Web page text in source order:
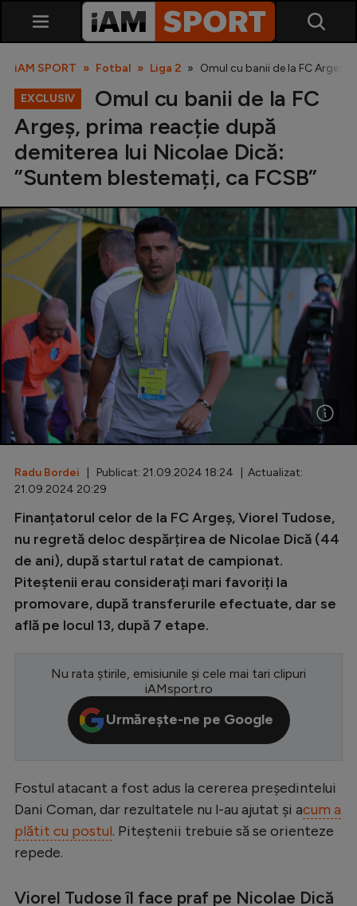
SuperLiga
Liga 2
Cupa României
Echipa Națională
U21
Fotbal feminin
Special
Diverse
Inedit
Clasamente
Champions League
Europa League
Conference League
Premier League
LaLiga
Serie A
Ligue 1
Campionate
iAM SPORT Fotbal Liga 2 Omul cu banii de la FC Argeș,
EXCLUSIV
Omul cu banii de la FC
Argeș, prima reacție după
demiterea lui Nicolae Dică:
”Suntem blestemați, ca FCSB”
Radu Bordei | Publicat: 21.09.2024 18:24 | Actualizat:
21.09.2024 20:29
Finanțatorul celor de la FC Argeș, Viorel Tudose,
nu regretă deloc despărțirea de Nicolae Dică (44
de ani), după startul ratat de campionat.
Piteștenii erau considerați mari favoriți la
promovare, după transferurile efectuate, dar se
află pe locul 13, după 7 etape.
Nu rata știrile, emisiunile și cele mai tari clipuri
iAMsport.ro
Urmărește-ne pe Google
Fostul atacant a fost adus la cererea președintelui
Dani Coman, dar rezultatele nu l-au ajutat și acum a
plătit cu postul. Piteștenii trebuie să se orienteze
repede.
Viorel Tudose îl face praf pe Nicolae Dică